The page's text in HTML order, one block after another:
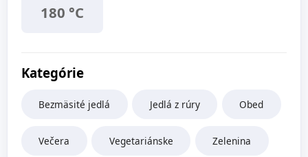
180 °C
Kategórie
Bezmäsité jedlá Jedlá z rúry Obed
Večera Vegetariánske Zelenina